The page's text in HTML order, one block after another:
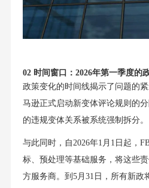
02 时间窗口：2026年第一季度的
政策变化的时间线揭示了问题的
马逊正式启动新变体评论规则的
的违规变体关系被系统强制拆分。
与此同时，自2026年1月1日起，
标、预处理等基础服务，将这些
方服务商。到5月31日，所有新政